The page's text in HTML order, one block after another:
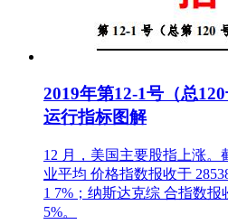
2019年第12-1号（总
运行指标图解
12 月，美国主要股指上涨。
业平均 价格指数报收于
1 7%；纳斯达克综 合指数报
5%。